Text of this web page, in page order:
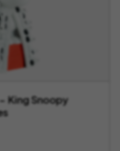
King Snoopy